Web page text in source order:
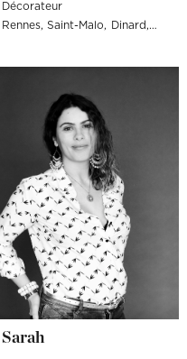
Décorateur
Rennes
Saint-Malo Dinard
Sarah